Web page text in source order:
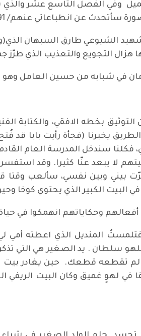
وفي الفصل التاسع عشر والذي
سأتحدث عن انطباعاتي عنهم/ 191)
الشيوعي طارق السبهان
هزال التجويع والتعذيب الذي
في شبابه من حسين العامل
بخطه الافقي، والكتابة
يخبرنا (فجأة رأيت بابا قد
سندخل المدرسة العام
لا يبعد عنّا كثيرا. وقد
الكبير الذي يحتوي كوخا
أفعالهم وحكاياتهم انهمكوا في
سلطان . يد الصغير هي التي
تقطعه قطعك. حين يغادر بيت
لهوٍ غميق وكان البيت الريفي